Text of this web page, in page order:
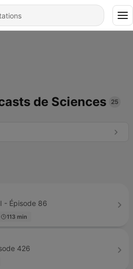
de Sciences 25
- Épisode 86
113 min
426